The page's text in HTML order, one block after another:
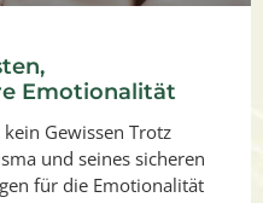
Emotionalität
Gewissen Trotz
und seines sicheren
für die Emotionalität